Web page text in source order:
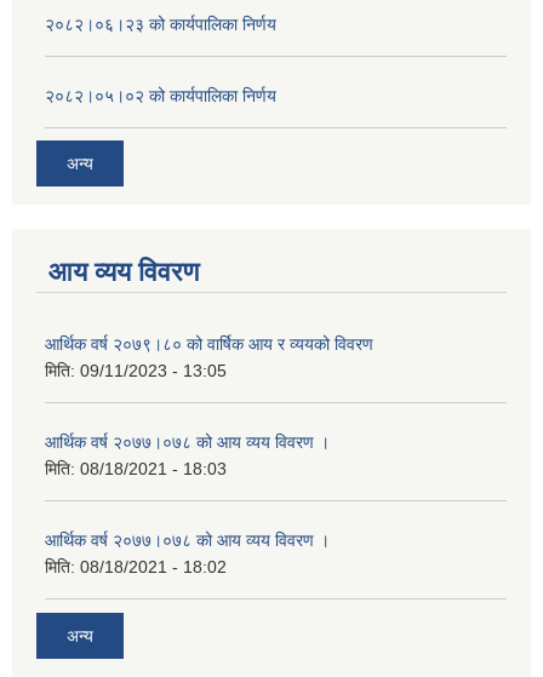
२०८२।०६।२३ को कार्यपालिका निर्णय
२०८२।०५।०२ को कार्यपालिका निर्णय
अन्य
आय व्यय विवरण
आर्थिक वर्ष २०७९।८० को वार्षिक आय र व्ययको विवरण
मिति: 09/11/2023 - 13:05
आर्थिक वर्ष २०७७।०७८ को आय व्यय विवरण ।
मिति: 08/18/2021 - 18:03
आर्थिक वर्ष २०७७।०७८ को आय व्यय विवरण ।
मिति: 08/18/2021 - 18:02
अन्य